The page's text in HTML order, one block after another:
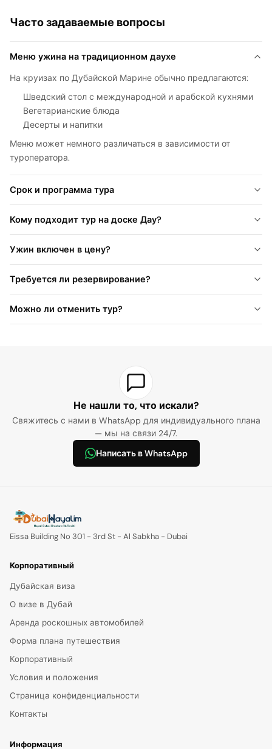
Часто задаваемые вопросы
Меню ужина на традиционном даухе
На круизах по Дубайской Марине обычно предлагаются:
Шведский стол с международной и арабской кухнями
Вегетарианские блюда
Десерты и напитки
Меню может немного различаться в зависимости от
туроператора.
Срок и программа тура
Кому подходит тур на доске Дау?
Ужин включен в цену?
Требуется ли резервирование?
Можно ли отменить тур?
Не нашли то, что искали?
Свяжитесь с нами в WhatsApp для индивидуального плана
— мы на связи 24/7.
Написать в WhatsApp
Eissa Building No 301 - 3rd St - Al Sabkha - Dubai
Корпоративный
Дубайская виза
О визе в Дубай
Аренда роскошных автомобилей
Форма плана путешествия
Корпоративный
Условия и положения
Страница конфиденциальности
Контакты
Информация